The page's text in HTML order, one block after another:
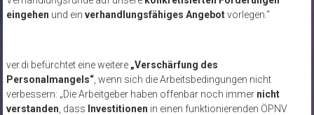
eingehen und ein verhandlungsfähiges Angebotvorlegen.“
ver.di befürchtet eine weitere „Verschärfung des
Personalmangels“, wenn sich die Arbeitsbedingungen nicht
verbessern: „Die Arbeitgeber haben offenbar noch immer nicht
verstanden , dass Investitionen in einen funktionierenden ÖPNV